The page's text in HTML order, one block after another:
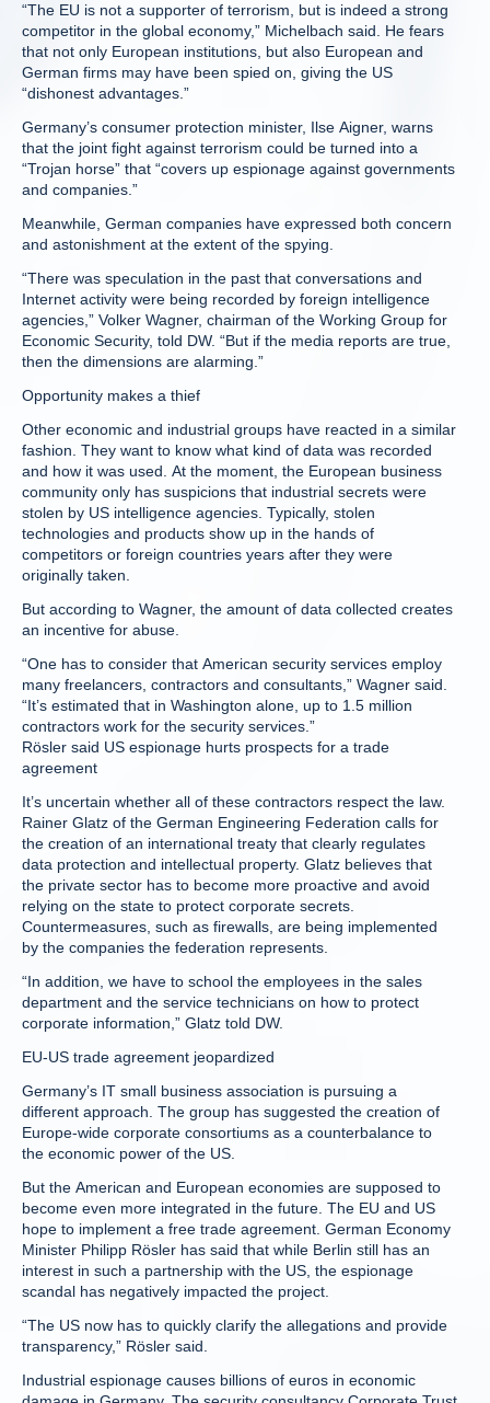
“The EU is not a supporter of terrorism, but is indeed a strong
competitor in the global economy,” Michelbach said. He fears
that not only European institutions, but also European and
German firms may have been spied on, giving the US
“dishonest advantages.”
Germany’s consumer protection minister, Ilse Aigner, warns
that the joint fight against terrorism could be turned into a
“Trojan horse” that “covers up espionage against governments
and companies.”
Meanwhile, German companies have expressed both concern
and astonishment at the extent of the spying.
“There was speculation in the past that conversations and
Internet activity were being recorded by foreign intelligence
agencies,” Volker Wagner, chairman of the Working Group for
Economic Security, told DW. “But if the media reports are true,
then the dimensions are alarming.”
Opportunity makes a thief
Other economic and industrial groups have reacted in a similar
fashion. They want to know what kind of data was recorded
and how it was used. At the moment, the European business
community only has suspicions that industrial secrets were
stolen by US intelligence agencies. Typically, stolen
technologies and products show up in the hands of
competitors or foreign countries years after they were
originally taken.
But according to Wagner, the amount of data collected creates
an incentive for abuse.
“One has to consider that American security services employ
many freelancers, contractors and consultants,” Wagner said.
“It’s estimated that in Washington alone, up to 1.5 million
contractors work for the security services.”
Rösler said US espionage hurts prospects for a trade
agreement
It’s uncertain whether all of these contractors respect the law.
Rainer Glatz of the German Engineering Federation calls for
the creation of an international treaty that clearly regulates
data protection and intellectual property. Glatz believes that
the private sector has to become more proactive and avoid
relying on the state to protect corporate secrets.
Countermeasures, such as firewalls, are being implemented
by the companies the federation represents.
“In addition, we have to school the employees in the sales
department and the service technicians on how to protect
corporate information,” Glatz told DW.
EU-US trade agreement jeopardized
Germany’s IT small business association is pursuing a
different approach. The group has suggested the creation of
Europe-wide corporate consortiums as a counterbalance to
the economic power of the US.
But the American and European economies are supposed to
become even more integrated in the future. The EU and US
hope to implement a free trade agreement. German Economy
Minister Philipp Rösler has said that while Berlin still has an
interest in such a partnership with the US, the espionage
scandal has negatively impacted the project.
“The US now has to quickly clarify the allegations and provide
transparency,” Rösler said.
Industrial espionage causes billions of euros in economic